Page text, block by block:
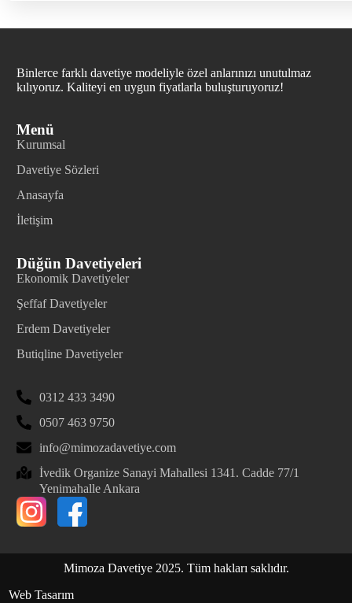
Binlerce farklı davetiye modeliyle özel anlarınızı unutulmaz
kılıyoruz. Kaliteyi en uygun fiyatlarla buluşturuyoruz!
Menü
Kurumsal
Davetiye Sözleri
Anasayfa
İletişim
Düğün Davetiyeleri
Ekonomik Davetiyeler
Şeffaf Davetiyeler
Erdem Davetiyeler
Butiqline Davetiyeler
0312 433 3490
0507 463 9750
info@mimozadavetiye.com
İvedik Organize Sanayi Mahallesi 1341. Cadde 77/1
Yenimahalle Ankara
Mimoza Davetiye 2025. Tüm hakları saklıdır.
Web Tasarım